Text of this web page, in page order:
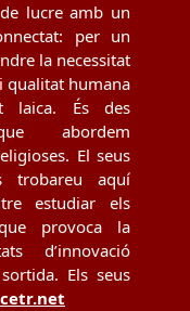
lucre amb un
per un
la necessitat
qualitat humana
laica. És des
abordem
El seus
trobareu aquí
estudiar els
provoca la
d’innovació
Els seus